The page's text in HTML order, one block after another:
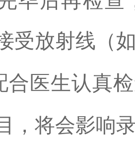
受放射线（
合医生认真
，将会影响